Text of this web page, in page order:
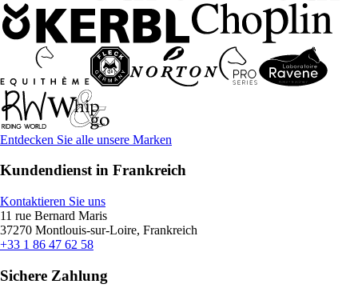
Entdecken Sie alle unsere Marken
Kundendienst in Frankreich
Kontaktieren Sie uns
11 rue Bernard Maris
37270 Montlouis-sur-Loire, Frankreich
+33 1 86 47 62 58
Sichere Zahlung